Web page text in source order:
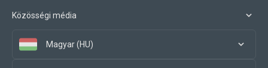
Közösségi média
Magyar (HU)